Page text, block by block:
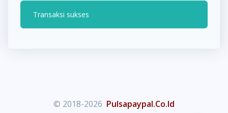
Transaksi sukses
© 2018-2026 Pulsapaypal.Co.Id